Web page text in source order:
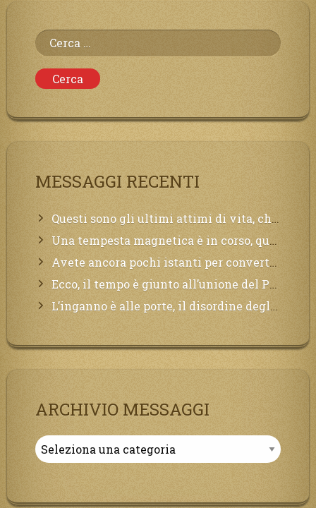
Ricerca
per:
MESSAGGI RECENTI
Questi sono gli ultimi attimi di vita, chi si vuole salvare Mi chiami in suo aiuto.
Una tempesta magnetica è in corso, questa generazione patirà. Il black out non tarderà ad arrivare e tutta la Terra sarà oscurata.
Avete ancora pochi istanti per convertirvi, non perdete tempo, la sciagura arriverà all’improvviso e per chi non si sarà preparato saranno dolori.
Ecco, il tempo è giunto all’unione del Padre con il figlio, non avete che da attendere pochissimo.
L’inganno è alle porte, il disordine degli ordinati urlerà perdono, ma sarà troppo tardi, il tradimento è stato grande!
ARCHIVIO MESSAGGI
Archivio
Messaggi